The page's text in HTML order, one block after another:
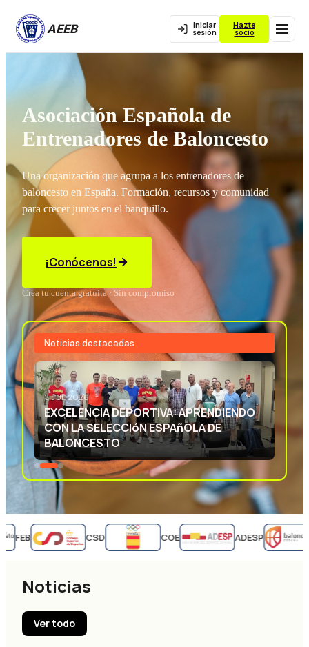
AEEB Iniciar
sesión
Hazte
socio
Asociación Española de
Entrenadores de Baloncesto
Una organización que agrupa a los entrenadores de
baloncesto en España. Formación, recursos y comunidad
para crecer juntos en el banquillo.
¡Conócenos!
Crea tu cuenta gratuita · Sin compromiso
Noticias destacadas
3 JUL 2026
EXCELENCIA DEPORTIVA: APRENDIENDO
CON LA SELECCIóN ESPAñOLA DE
BALONCESTO
FEB CSD COE ADESP
Noticias
Ver todo